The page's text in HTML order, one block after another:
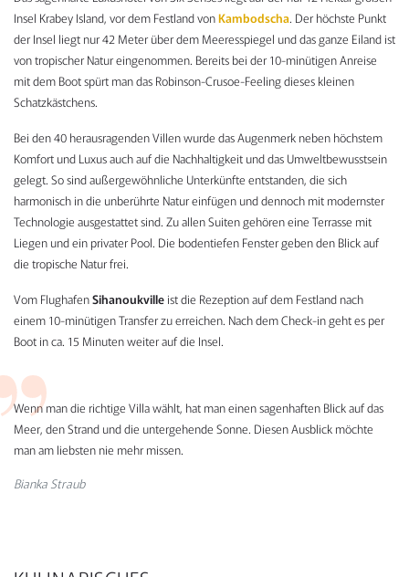
Insel Krabey Island, vor dem Festland vonKambodscha. Der höchste Punkt
der Insel liegt nur 42 Meter über dem Meeresspiegel und das ganze Eiland ist
von tropischer Natur eingenommen. Bereits bei der 10-minütigen Anreise
mit dem Boot spürt man das Robinson-Crusoe-Feeling dieses kleinen
Schatzkästchens.
Bei den 40 herausragenden Villen wurde das Augenmerk neben höchstem
Komfort und Luxus auch auf die Nachhaltigkeit und das Umweltbewusstsein
gelegt. So sind außergewöhnliche Unterkünfte entstanden, die sich
harmonisch in die unberührte Natur einfügen und dennoch mit modernster
Technologie ausgestattet sind. Zu allen Suiten gehören eine Terrasse mit
Liegen und ein privater Pool. Die bodentiefen Fenster geben den Blick auf
die tropische Natur frei.
Vom FlughafenSihanoukville ist die Rezeption auf dem Festland nach
einem 10-minütigen Transfer zu erreichen. Nach dem Check-in geht es per
Boot in ca. 15 Minuten weiter auf die Insel.
Wenn man die richtige Villa wählt, hat man einen sagenhaften Blick auf das
Meer, den Strand und die untergehende Sonne. Diesen Ausblick möchte
man am liebsten nie mehr missen.
Bianka Straub